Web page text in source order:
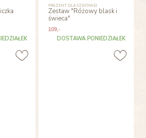
PREZENT DLA SZEFOWEJ
Zestaw "Różowy blask i
świeca"
109 ,-
DOSTAWA PONIEDZIAŁEK